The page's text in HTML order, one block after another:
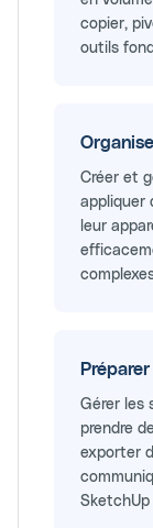
copier,
outils
Créer et
appliquer
leur
Gérer les
prendre
exporter
SketchUp